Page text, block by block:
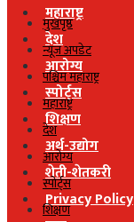
महाराष्ट्र
देश
आरोग्य
स्पोर्ट्स
शिक्षण
अर्थ-उद्योग
शेती-शेतकरी
Privacy Policy
मुखपृष्ठ
न्यूज अपडेट
पश्चिम महाराष्ट्र
महाराष्ट्र
देश
आरोग्य
स्पोर्ट्स
शिक्षण